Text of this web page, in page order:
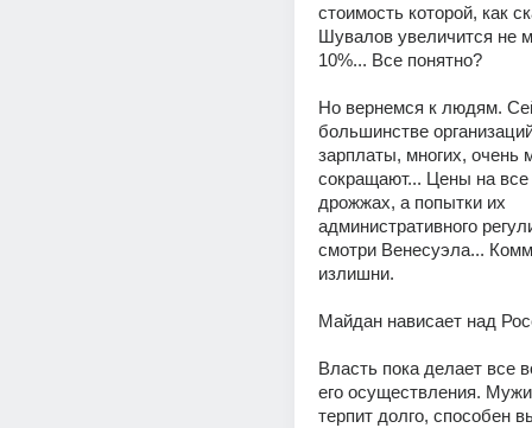
стоимость которой, как
Шувалов увеличится не
10%... Все понятно?
Но вернемся к людям.
большинстве
зарплаты, многих, очень
сокращают... Цены на все
дрожжах, а попытки их
административного
смотри Венесуэла...
излишни.
Майдан нависает над
Власть пока делает все
его осуществления.
терпит долго, способен